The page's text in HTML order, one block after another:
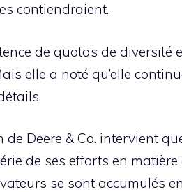
contiendraient.
de quotas de
elle a noté qu’elle
Deere & Co. intervient
de ses efforts en matière
se sont accumulés